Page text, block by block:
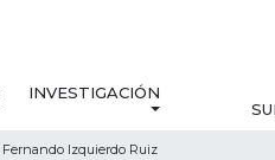
INVESTIGACIÓN
Fernando Izquierdo Ruiz